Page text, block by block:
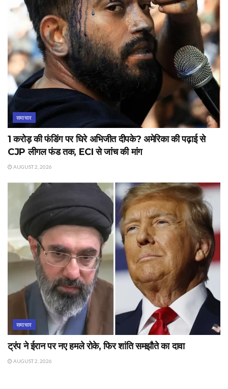
समाचार
1 करोड़ की फंडिंग पर घिरे अभिजीत दीपके? अमेरिका की पढ़ाई से
CJP लीगल फंड तक, ECI से जांच की मांग
AUGUST 2, 2026
समाचार
ट्रंप ने ईरान पर नए हमले रोके, फिर शांति समझौते का दावा
AUGUST 2, 2026